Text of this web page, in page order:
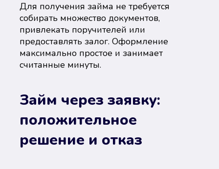
Для получения займа не требуется
собирать множество документов,
привлекать поручителей или
предоставлять залог. Оформление
максимально простое и занимает
считанные минуты.
Займ через заявку:
положительное
решение и отказ